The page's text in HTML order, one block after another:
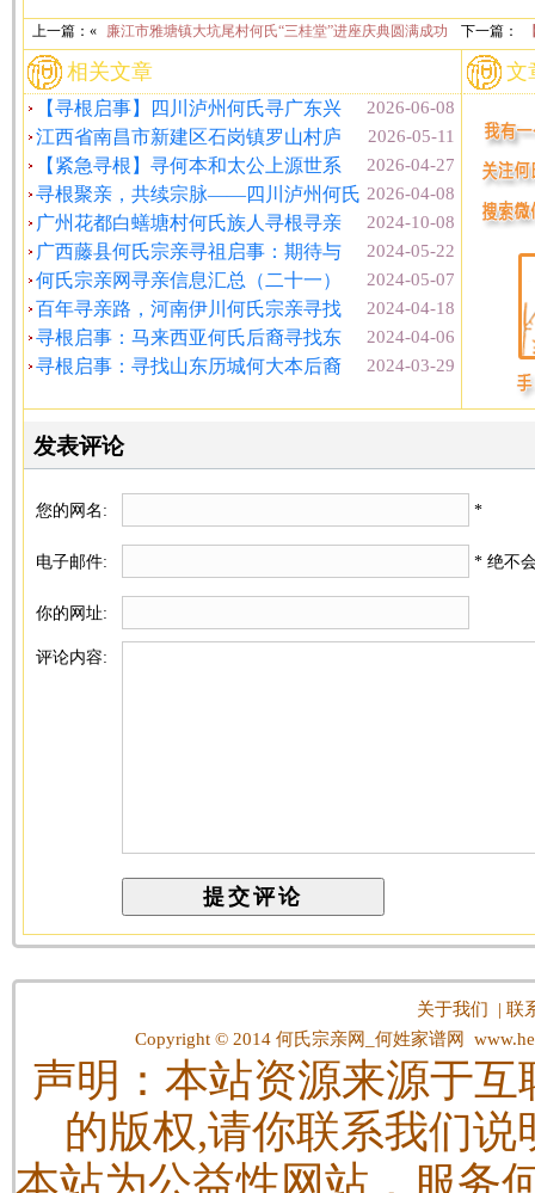
上一篇：« 廉江市雅塘镇大坑尾村何氏“三桂堂”进座庆典圆满成功 下一篇：
相关文章
2026-06-08
【寻根启事】四川泸州何氏寻广东兴
2026-05-11
江西省南昌市新建区石岗镇罗山村庐
2026-04-27
【紧急寻根】寻何本和太公上源世系
2026-04-08
寻根聚亲，共续宗脉——四川泸州何氏
2024-10-08
广州花都白蟮塘村何氏族人寻根寻亲
2024-05-22
广西藤县何氏宗亲寻祖启事：期待与
2024-05-07
何氏宗亲网寻亲信息汇总（二十一）
2024-04-18
百年寻亲路，河南伊川何氏宗亲寻找
2024-04-06
寻根启事：马来西亚何氏后裔寻找东
2024-03-29
寻根启事：寻找山东历城何大本后裔
文
发表评论
您的网名: *
电子邮件: * 绝不
你的网址:
评论内容:
关于我们 |联
Copyright © 2014 何氏宗亲网_何姓家谱网
声明：本站资源来源于
的版权,请你联系我们
本站为公益性网站，服务